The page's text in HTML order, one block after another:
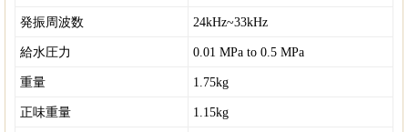
発振周波数 24kHz~33kHz
給水圧力 0.01 MPa to 0.5 MPa
重量 1.75kg
正味重量 1.15kg